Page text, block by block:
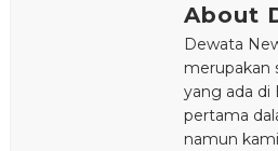
About
Dewata
merupakan
yang ada di
pertama
namun